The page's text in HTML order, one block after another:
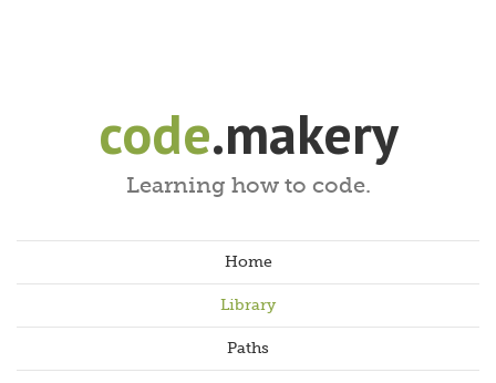
code.makery
Learning how to code.
Home
Library
Paths